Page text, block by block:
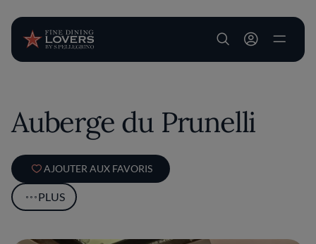
User account
Auberge du Prunelli
AJOUTER AUX FAVORIS
PLUS